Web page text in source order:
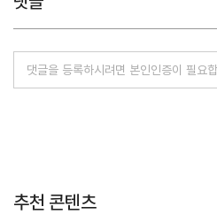
추천 콘텐츠